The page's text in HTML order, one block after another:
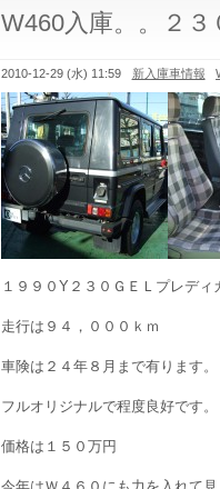
W460入庫。。２３
2010-12-29 (水) 11:59 新入庫車情報
１９９０Y２３０ＧＥＬプレディ
走行は９４，０００ｋｍ
車険は２４年８月まで有ります。
フルオリジナルで程度良好です。
価格は１５０万円